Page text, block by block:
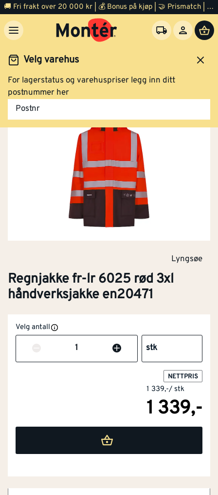
🚚 Fri frakt over 20 000 kr | 💰 Bonus på kjøp | 🤝 Prismatch | ⭐ 100% fornøyd garanti | 🏪 140 byggevarehus
Velg varehus
For lagerstatus og varehuspriser legg inn ditt
postnummer her
Postnr
Arbeidsklær og verneutstyr
Lyngsøe
Regnjakke fr-lr 6025 rød 3xl
håndverksjakke en20471
Velg antall
Antall stk
NETTPRIS
1 339,-/ stk
1 339,-